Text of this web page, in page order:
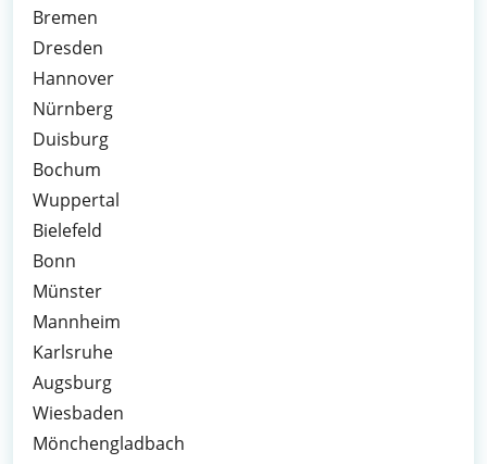
Bremen
Dresden
Hannover
Nürnberg
Duisburg
Bochum
Wuppertal
Bielefeld
Bonn
Münster
Mannheim
Karlsruhe
Augsburg
Wiesbaden
Mönchengladbach